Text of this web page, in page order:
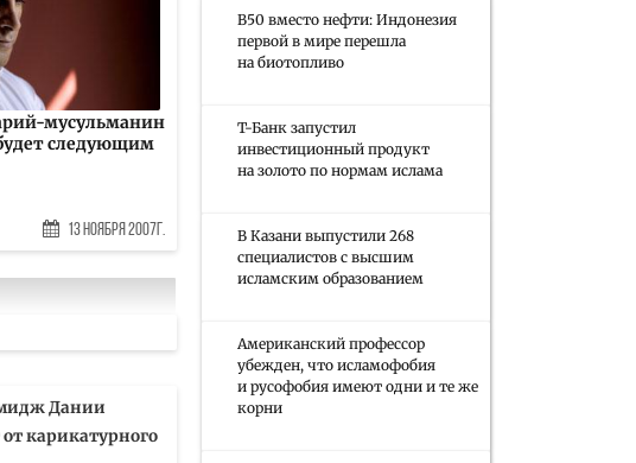
мусульманин
следующим
13 Ноября 2007г.
Дании
карикатурного
B50 вместо нефти: Индонезия
первой в мире перешла
на биотопливо
Т-Банк запустил
инвестиционный продукт
на золото по нормам ислама
В Казани выпустили 268
специалистов с высшим
исламским образованием
Американский профессор
убежден, что исламофобия
и русофобия имеют одни и те же
корни